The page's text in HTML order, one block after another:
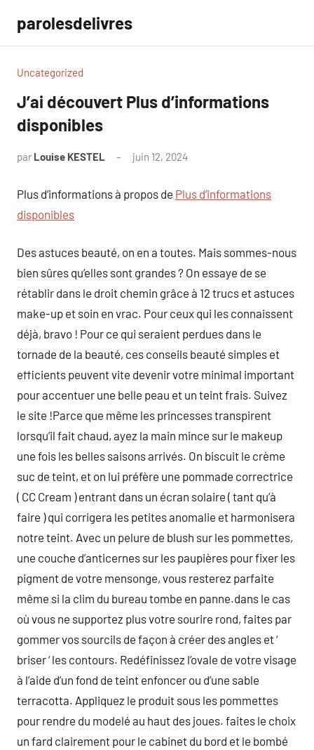
contenu
parolesdelivres
Uncategorized
J’ai découvert Plus d’informations
disponibles
par Louise KESTEL juin 12, 2024
Plus d’informations à propos de Plus d’informations
disponibles
Des astuces beauté, on en a toutes. Mais sommes-nous
bien sûres qu’elles sont grandes ? On essaye de se
rétablir dans le droit chemin grâce à 12 trucs et astuces
make-up et soin en vrac. Pour ceux qui les connaissent
déjà, bravo ! Pour ce qui seraient perdues dans le
tornade de la beauté, ces conseils beauté simples et
efficients peuvent vite devenir votre minimal important
pour accentuer une belle peau et un teint frais. Suivez
le site !Parce que même les princesses transpirent
lorsqu’il fait chaud, ayez la main mince sur le makeup
une fois les belles saisons arrivés. On biscuit le crème
suc de teint, et on lui préfère une pommade correctrice
( CC Cream ) entrant dans un écran solaire ( tant qu’à
faire ) qui corrigera les petites anomalie et harmonisera
notre teint. Avec un pelure de blush sur les pommettes,
une couche d’anticernes sur les paupières pour fixer les
pigment de votre mensonge, vous resterez parfaite
même si la clim du bureau tombe en panne.dans le cas
où vous ne supportez plus votre sourire rond, faites par
gommer vos sourcils de façon à créer des angles et ‘
briser ‘ les contours. Redéfinissez l’ovale de votre visage
à l’aide d’un fond de teint enfoncer ou d’une sable
terracotta. Appliquez le produit sous les pommettes
pour rendre du modelé au haut des joues. faites le choix
un fard clairement pour le cabinet du bord et le bombé